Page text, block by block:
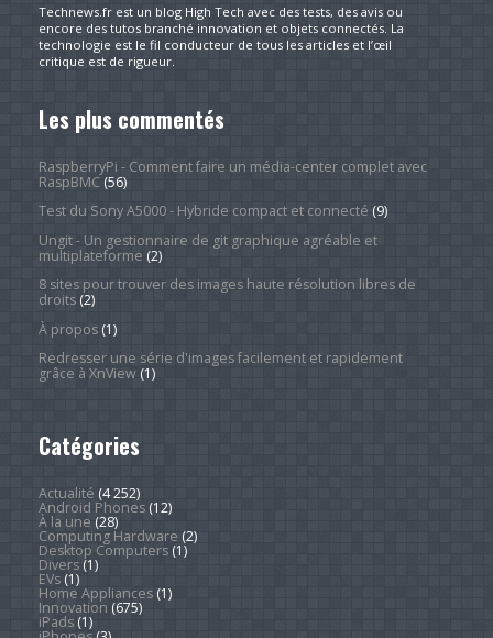
Technews.fr est un blog High Tech avec des tests, des avis ou
encore des tutos branché innovation et objets connectés. La
technologie est le fil conducteur de tous les articles et l’œil
critique est de rigueur.
Les plus commentés
RaspberryPi - Comment faire un média-center complet avec
RaspBMC(56)
Test du Sony A5000 - Hybride compact et connecté (9)
Ungit - Un gestionnaire de git graphique agréable et
multiplateforme (2)
8 sites pour trouver des images haute résolution libres de
droits(2)
À propos(1)
Redresser une série d'images facilement et rapidement
grâce à XnView(1)
Catégories
Actualité (4 252)
Android Phones(12)
À la une (28)
Computing Hardware (2)
Desktop Computers(1)
Divers(1)
EVs(1)
Home Appliances(1)
Innovation (675)
iPads(1)